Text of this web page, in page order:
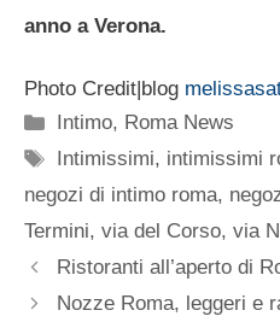
anno a Verona.
Photo Credit|blog
Categorie
Intimo, Roma News
Tag
Intimissimi, intimissimi
negozi di intimo roma,
Termini, via del Corso, via
Ristoranti all’aperto di
Nozze Roma, leggeri e